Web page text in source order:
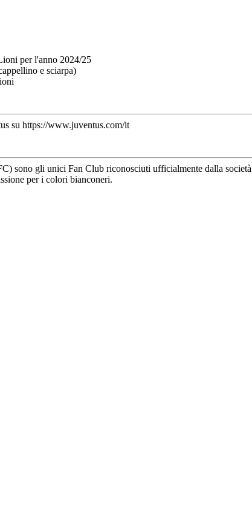
per l'anno 2024/25
e sciarpa)
su https://www.juventus.com/it
sono gli unici Fan Club riconosciuti ufficialmente dalla
per i colori bianconeri.